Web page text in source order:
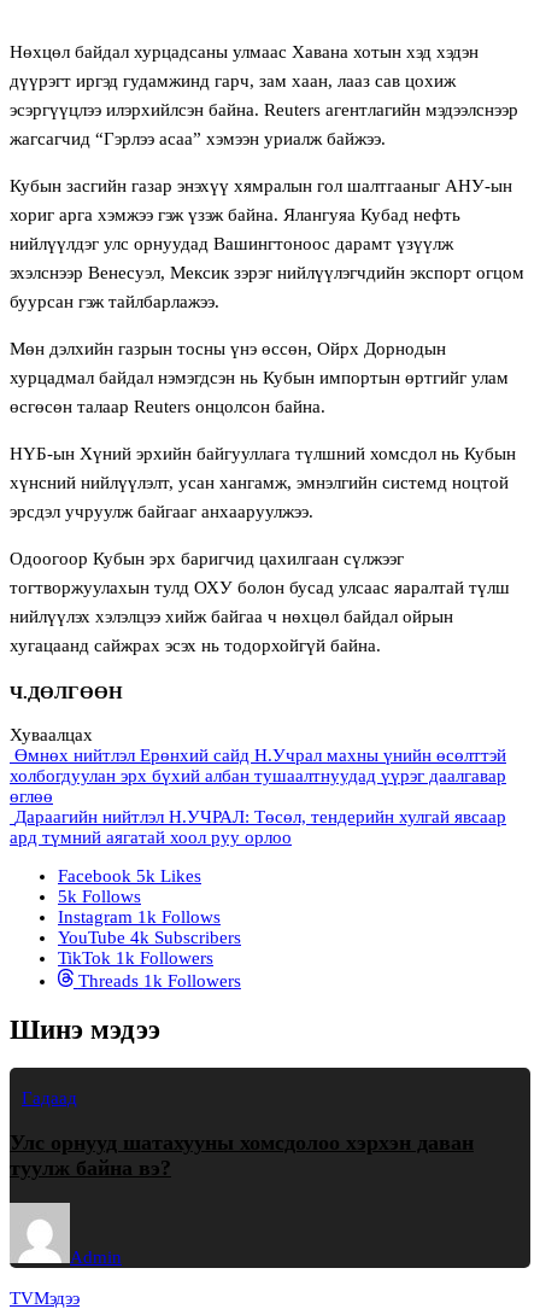
Нөхцөл байдал хурцадсаны улмаас Хавана хотын хэд хэдэн
дүүрэгт иргэд гудамжинд гарч, зам хаан, лааз сав цохиж
эсэргүүцлээ илэрхийлсэн байна. Reuters агентлагийн мэдээлснээр
жагсагчид “Гэрлээ асаа” хэмээн уриалж байжээ.
Кубын засгийн газар энэхүү хямралын гол шалтгааныг АНУ-ын
хориг арга хэмжээ гэж үзэж байна. Ялангуяа Кубад нефть
нийлүүлдэг улс орнуудад Вашингтоноос дарамт үзүүлж
эхэлснээр Венесуэл, Мексик зэрэг нийлүүлэгчдийн экспорт огцом
буурсан гэж тайлбарлажээ.
Мөн дэлхийн газрын тосны үнэ өссөн, Ойрх Дорнодын
хурцадмал байдал нэмэгдсэн нь Кубын импортын өртгийг улам
өсгөсөн талаар Reuters онцолсон байна.
НҮБ-ын Хүний эрхийн байгууллага түлшний хомсдол нь Кубын
хүнсний нийлүүлэлт, усан хангамж, эмнэлгийн системд ноцтой
эрсдэл учруулж байгааг анхааруулжээ.
Одоогоор Кубын эрх баригчид цахилгаан сүлжээг
тогтворжуулахын тулд ОХУ болон бусад улсаас яаралтай түлш
нийлүүлэх хэлэлцээ хийж байгаа ч нөхцөл байдал ойрын
хугацаанд сайжрах эсэх нь тодорхойгүй байна.
Ч.ДӨЛГӨӨН
Хуваалцах
Өмнөх нийтлэл Ерөнхий сайд Н.Учрал махны үнийн өсөлттэй
холбогдуулан эрх бүхий албан тушаалтнуудад үүрэг даалгавар
өглөө
Дараагийн нийтлэл Н.УЧРАЛ: Төсөл, тендерийн хулгай явсаар
ард түмний аягатай хоол руу орлоо
Facebook 5k Likes
5k Follows
Instagram 1k Follows
YouTube 4k Subscribers
TikTok 1k Followers
Threads 1k Followers
Шинэ мэдээ
Гадаад
Улс орнууд шатахууны хомсдолоо хэрхэн даван
туулж байна вэ?
Admin
TVМэдээ